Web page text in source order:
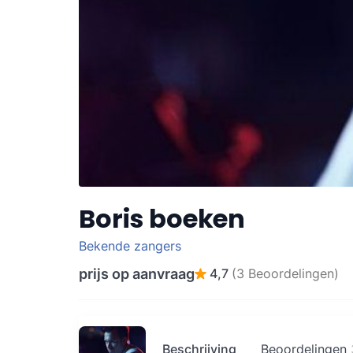
Boris boeken
Bekende zangers
prijs op aanvraag 4,7 (3 Beoordelingen)
Beschrijving Beoordelingen